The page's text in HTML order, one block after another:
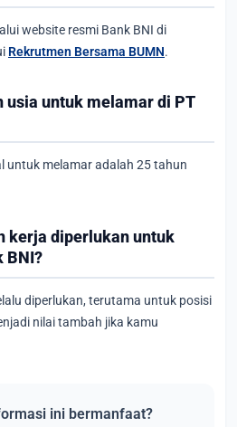
website resmi Bank BNI di
Rekrutmen Bersama BUMN.
usia untuk melamar di PT
untuk melamar adalah 25 tahun
kerja diperlukan untuk
BNI?
diperlukan, terutama untuk posisi
nilai tambah jika kamu
ini bermanfaat?